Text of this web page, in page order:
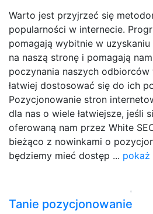
Warto jest przyjrzeć się
popularności w internecie.
pomagają wybitnie w
na naszą stronę i pomagają
poczynania naszych
łatwiej dostosować się do ich
Pozycjonowanie stron
dla nas o wiele łatwiejsze, jeśli
oferowaną nam przez White
bieżąco z nowinkami o
będziemy mieć dostęp ... pokaż
Tanie pozycjonowanie